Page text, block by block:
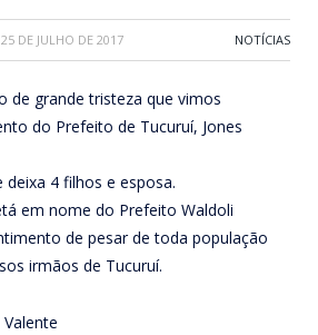
25 DE JULHO DE 2017 NOTÍCIAS
de grande tristeza que vimos
do Prefeito de Tucuruí, Jones
deixa 4 filhos e esposa.
em nome do Prefeito Waldoli
de pesar de toda população
irmãos de Tucuruí.